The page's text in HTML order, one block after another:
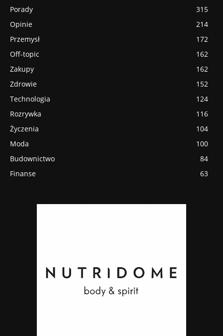
Porady
315
Opinie
214
Przemysł
172
Off-topic
162
Zakupy
162
Zdrowie
152
Technologia
124
Rozrywka
116
Życzenia
104
Moda
100
Budownictwo
84
Finanse
63